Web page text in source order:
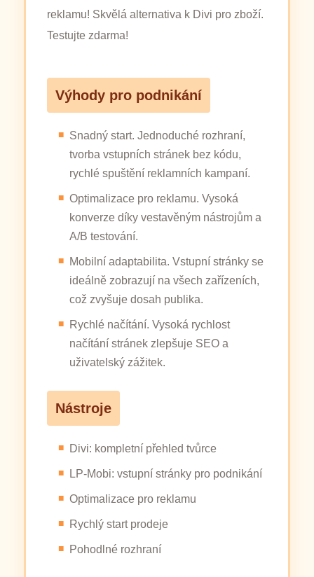
reklamu! Skvělá alternativa k Divi pro zboží.
Testujte zdarma!
Výhody pro podnikání
Snadný start. Jednoduché rozhraní,
tvorba vstupních stránek bez kódu,
rychlé spuštění reklamních kampaní.
Optimalizace pro reklamu. Vysoká
konverze díky vestavěným nástrojům a
A/B testování.
Mobilní adaptabilita. Vstupní stránky se
ideálně zobrazují na všech zařízeních,
což zvyšuje dosah publika.
Rychlé načítání. Vysoká rychlost
načítání stránek zlepšuje SEO a
uživatelský zážitek.
Nástroje
Divi: kompletní přehled tvůrce
LP-Mobi: vstupní stránky pro podnikání
Optimalizace pro reklamu
Rychlý start prodeje
Pohodlné rozhraní